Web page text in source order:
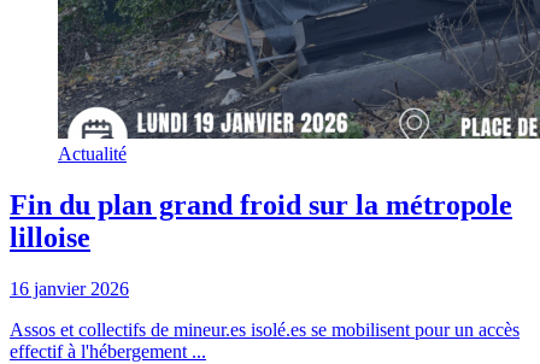
Actualité
Fin du plan grand froid sur la métropole
lilloise
16 janvier 2026
Assos et collectifs de mineur.es isolé.es se mobilisent pour un accès
effectif à l'hébergement ...